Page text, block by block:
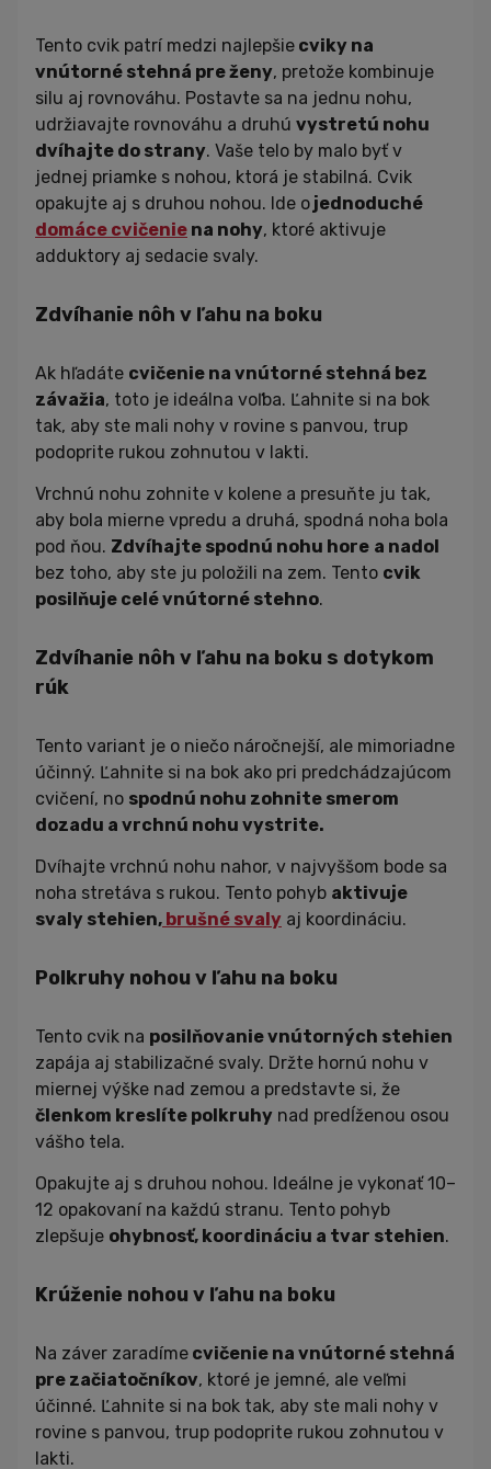
Tento cvik patrí medzi najlepšie cviky na
vnútorné stehná pre ženy, pretože kombinuje
silu aj rovnováhu. Postavte sa na jednu nohu,
udržiavajte rovnováhu a druhú vystretú nohu
dvíhajte do strany. Vaše telo by malo byť v
jednej priamke s nohou, ktorá je stabilná. Cvik
opakujte aj s druhou nohou. Ide o jednoduché
domáce cvičenie na nohy, ktoré aktivuje
adduktory aj sedacie svaly.
Zdvíhanie nôh v ľahu na boku
Ak hľadáte cvičenie na vnútorné stehná bez
závažia, toto je ideálna voľba. Ľahnite si na bok
tak, aby ste mali nohy v rovine s panvou, trup
podoprite rukou zohnutou v lakti.
Vrchnú nohu zohnite v kolene a presuňte ju tak,
aby bola mierne vpredu a druhá, spodná noha bola
pod ňou. Zdvíhajte spodnú nohu hore a nadol
bez toho, aby ste ju položili na zem. Tento cvik
posilňuje celé vnútorné stehno.
Zdvíhanie nôh v ľahu na boku s dotykom
rúk
Tento variant je o niečo náročnejší, ale mimoriadne
účinný. Ľahnite si na bok ako pri predchádzajúcom
cvičení, no spodnú nohu zohnite smerom
dozadu a vrchnú nohu vystrite.
Dvíhajte vrchnú nohu nahor, v najvyššom bode sa
noha stretáva s rukou. Tento pohyb aktivuje
svaly stehien, brušné svaly aj koordináciu.
Polkruhy nohou v ľahu na boku
Tento cvik na posilňovanie vnútorných stehien
zapája aj stabilizačné svaly. Držte hornú nohu v
miernej výške nad zemou a predstavte si, že
členkom kreslíte polkruhy nad predĺženou osou
vášho tela.
Opakujte aj s druhou nohou. Ideálne je vykonať 10–
12 opakovaní na každú stranu. Tento pohyb
zlepšuje ohybnosť, koordináciu a tvar stehien.
Krúženie nohou v ľahu na boku
Na záver zaradíme cvičenie na vnútorné stehná
pre začiatočníkov, ktoré je jemné, ale veľmi
účinné. Ľahnite si na bok tak, aby ste mali nohy v
rovine s panvou, trup podoprite rukou zohnutou v
lakti.